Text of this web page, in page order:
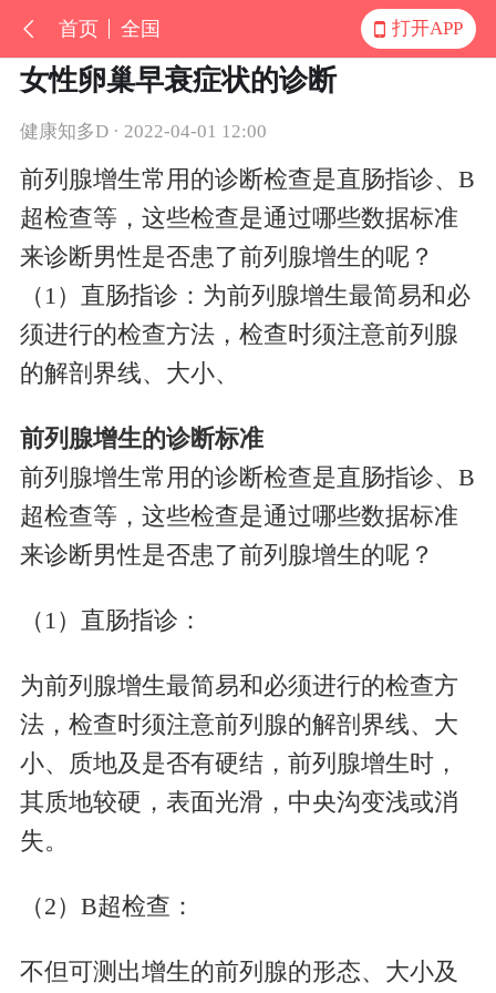
首页 全国 打开APP
女性卵巢早衰症状的诊断
健康知多D · 2022-04-01 12:00
前列腺增生常用的诊断检查是直肠指诊、B
超检查等，这些检查是通过哪些数据标准
来诊断男性是否患了前列腺增生的呢？
（1）直肠指诊：为前列腺增生最简易和必
须进行的检查方法，检查时须注意前列腺
的解剖界线、大小、
前列腺增生的诊断标准
前列腺增生常用的诊断检查是直肠指诊、B
超检查等，这些检查是通过哪些数据标准
来诊断男性是否患了前列腺增生的呢？
（1）直肠指诊：
为前列腺增生最简易和必须进行的检查方
法，检查时须注意前列腺的解剖界线、大
小、质地及是否有硬结，前列腺增生时，
其质地较硬，表面光滑，中央沟变浅或消
失。
（2）B超检查：
不但可测出增生的前列腺的形态、大小及